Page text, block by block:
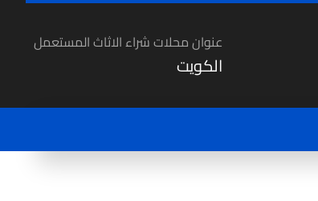
عنوان محلات شراء الاثاث المستعمل
الكويت